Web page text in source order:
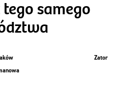
samego
Zator